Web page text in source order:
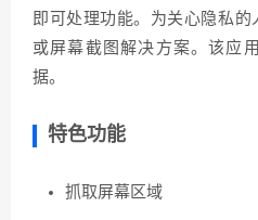
即可处理功能。为关心隐私的
或屏幕截图解决方案。该应
据。
特色功能
抓取屏幕区域